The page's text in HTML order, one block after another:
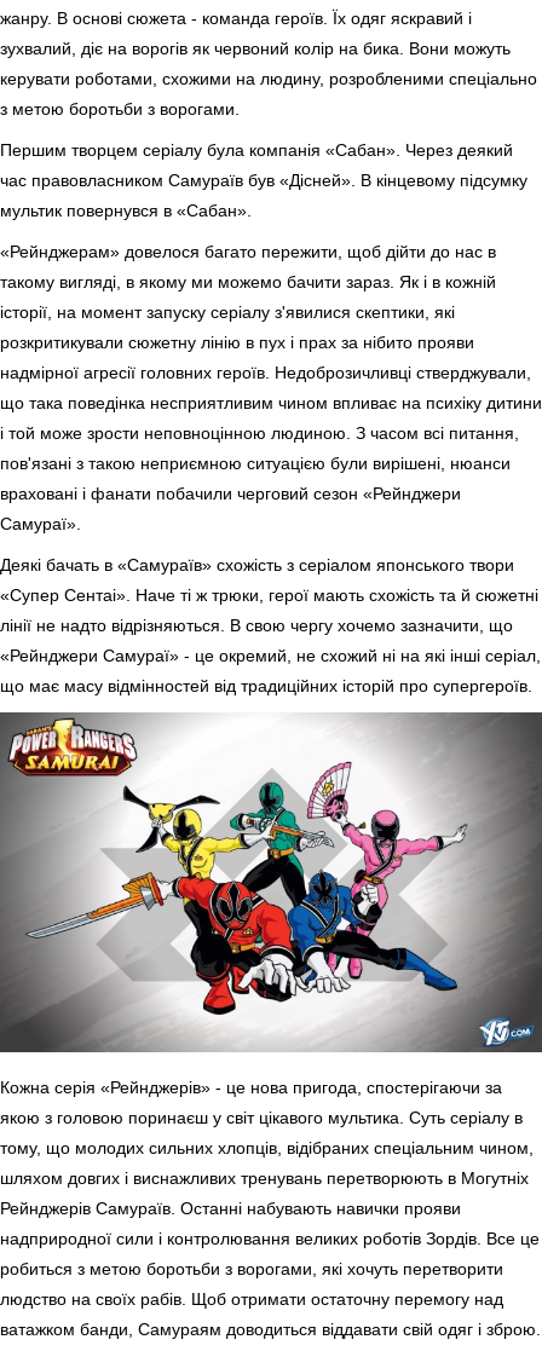
жанру. В основі сюжета - команда героїв. Їх одяг яскравий і
зухвалий, діє на ворогів як червоний колір на бика. Вони можуть
керувати роботами, схожими на людину, розробленими спеціально
з метою боротьби з ворогами.
Першим творцем серіалу була компанія «Сабан». Через деякий
час правовласником Самураїв був «Дісней». В кінцевому підсумку
мультик повернувся в «Сабан».
«Рейнджерам» довелося багато пережити, щоб дійти до нас в
такому вигляді, в якому ми можемо бачити зараз. Як і в кожній
історії, на момент запуску серіалу з'явилися скептики, які
розкритикували сюжетну лінію в пух і прах за нібито прояви
надмірної агресії головних героїв. Недоброзичливці стверджували,
що така поведінка несприятливим чином впливає на психіку дитини
і той може зрости неповноцінною людиною. З часом всі питання,
пов'язані з такою неприємною ситуацією були вирішені, нюанси
враховані і фанати побачили черговий сезон «Рейнджери
Самураї».
Деякі бачать в «Самураїв» схожість з серіалом японського твори
«Супер Сентаі». Наче ті ж трюки, герої мають схожість та й сюжетні
лінії не надто відрізняються. В свою чергу хочемо зазначити, що
«Рейнджери Самураї» - це окремий, не схожий ні на які інші серіал,
що має масу відмінностей від традиційних історій про супергероїв.
Кожна серія «Рейнджерів» - це нова пригода, спостерігаючи за
якою з головою поринаєш у світ цікавого мультика. Суть серіалу в
тому, що молодих сильних хлопців, відібраних спеціальним чином,
шляхом довгих і виснажливих тренувань перетворюють в Могутніх
Рейнджерів Самураїв. Останні набувають навички прояви
надприродної сили і контролювання великих роботів Зордів. Все це
робиться з метою боротьби з ворогами, які хочуть перетворити
людство на своїх рабів. Щоб отримати остаточну перемогу над
ватажком банди, Самураям доводиться віддавати свій одяг і зброю.